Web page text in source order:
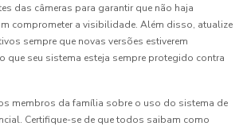
das câmeras para garantir que não haja
comprometer a visibilidade. Além disso, atualize
sempre que novas versões estiverem
que seu sistema esteja sempre protegido contra
membros da família sobre o uso do sistema de
Certifique-se de que todos saibam como